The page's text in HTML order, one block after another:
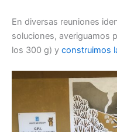
En diversas reuniones
soluciones, averiguamos
los 300 g) y construimos